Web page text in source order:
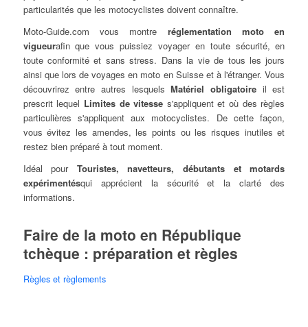
particularités que les motocyclistes doivent connaître.
Moto-Guide.com vous montre réglementation moto en
vigueurafin que vous puissiez voyager en toute sécurité, en
toute conformité et sans stress. Dans la vie de tous les jours
ainsi que lors de voyages en moto en Suisse et à l'étranger. Vous
découvrirez entre autres lesquelsMatériel obligatoire il est
prescrit lequel Limites de vitesse s'appliquent et où des règles
particulières s'appliquent aux motocyclistes. De cette façon,
vous évitez les amendes, les points ou les risques inutiles et
restez bien préparé à tout moment.
Idéal pour Touristes, navetteurs, débutants et motards
expérimentésqui apprécient la sécurité et la clarté des
informations.
Faire de la moto en République
tchèque : préparation et règles
Règles et règlements